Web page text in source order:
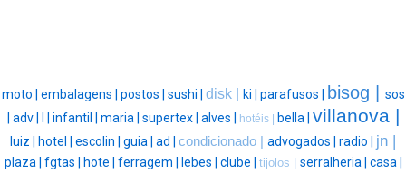
moto | embalagens | postos | sushi | disk | ki | parafusos | bisog |
sos
adv | infantil | maria | supertex | alves | hotéis | bella | villanova |
luiz | hotel | escolin | guia | ad | condicionado | advogados | radio | jn |
plaza | fgtas | hote | ferragem | lebes | clube | tijolos | serralheria | casa |